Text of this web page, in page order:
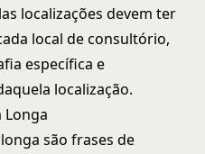
localizações devem ter
local de consultório,
específica e
localização.
Longa
são frases de